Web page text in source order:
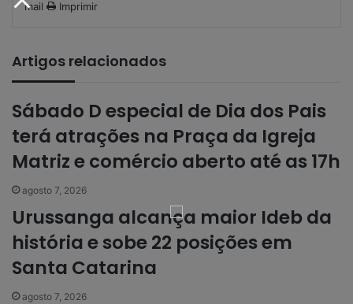
mail Imprimir
Artigos relacionados
Sábado D especial de Dia dos Pais
terá atrações na Praça da Igreja
Matriz e comércio aberto até as 17h
agosto 7, 2026
Urussanga alcança maior Ideb da
história e sobe 22 posições em
Santa Catarina
agosto 7, 2026